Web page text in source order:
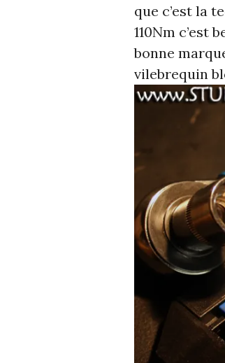
que c’est la
110Nm c’est
bonne
vilebrequin